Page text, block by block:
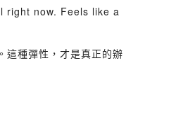
right now. Feels like a
種彈性，才是真正的辦